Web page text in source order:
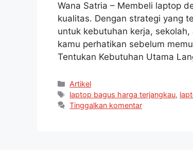
Wana Satria – Membeli laptop
kualitas. Dengan strategi yang
untuk kebutuhan kerja,
kamu perhatikan sebelum
Tentukan Kebutuhan Utama
Artikel
laptop bagus harga terjangkau,
Tinggalkan komentar